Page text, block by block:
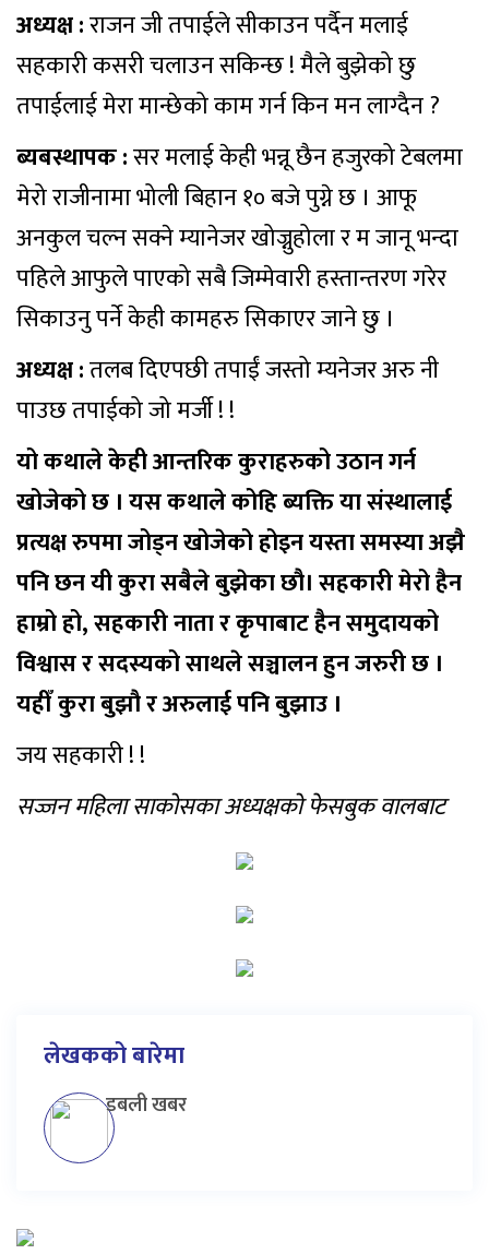
अध्यक्ष :राजन जी तपाईले सीकाउन पर्दैन मलाई
सहकारी कसरी चलाउन सकिन्छ ! मैले बुझेको छु
तपाईलाई मेरा मान्छेको काम गर्न किन मन लाग्दैन ?
ब्यबस्थापक :सर मलाई केही भन्नू छैन हजुरको टेबलमा
मेरो राजीनामा भोली बिहान १० बजे पुग्ने छ । आफू
अनकुल चल्न सक्ने म्यानेजर खोज्नुहोला र म जानू भन्दा
पहिले आफुले पाएको सबै जिम्मेवारी हस्तान्तरण गरेर
सिकाउनु पर्ने केही कामहरु सिकाएर जाने छु ।
अध्यक्ष :तलब दिएपछी तपाईं जस्तो म्यनेजर अरु नी
पाउछ तपाईको जो मर्जी ! !
यो कथाले केही आन्तरिक कुराहरुको उठान गर्न
खोजेको छ । यस कथाले कोहि ब्यक्ति या संस्थालाई
प्रत्यक्ष रुपमा जोड्न खोजेको होइन यस्ता समस्या अझै
पनि छन यी कुरा सबैले बुझेका छौ। सहकारी मेरो हैन
हाम्रो हो, सहकारी नाता र कृपाबाट हैन समुदायको
विश्वास र सदस्यको साथले सञ्चालन हुन जरुरी छ ।
यहीँ कुरा बुझौ र अरुलाई पनि बुझाउ ।
जय सहकारी ! !
सज्जन महिला साकोसका अध्यक्षको फेसबुक वालबाट
लेखकको बारेमा
डबली खबर